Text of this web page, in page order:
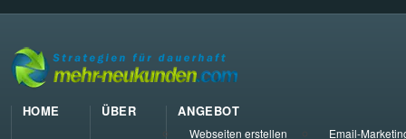
HOME ÜBER ANGEBOT
Webseiten erstellen Email-